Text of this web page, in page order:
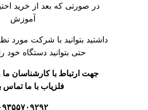
در صورتی که بعد از خرید احتیاج به قطعه
بتوانید با شرکت مورد نظر تماس
حتی بتوانید دستگاه خود را ارتقا دهید .
جهت ارتباط با کارشناسان ما و خرید و
فلزیاب با ما تماس بگیرید
۰۹۳۵۵۷۰۹۲۹۲